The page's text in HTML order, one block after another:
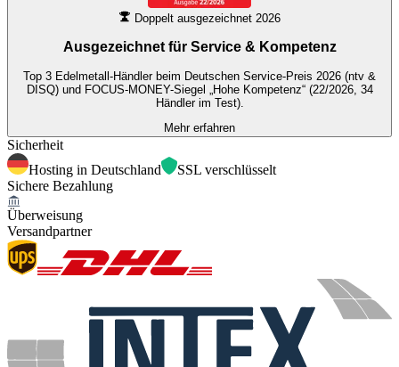
Doppelt ausgezeichnet 2026
Ausgezeichnet für Service & Kompetenz
Top 3 Edelmetall-Händler beim Deutschen Service-Preis 2026 (ntv &
DISQ) und FOCUS-MONEY-Siegel „Hohe Kompetenz“ (22/2026, 34
Händler im Test).
Mehr erfahren
Sicherheit
Hosting in Deutschland
SSL verschlüsselt
Sichere Bezahlung
Überweisung
Versandpartner